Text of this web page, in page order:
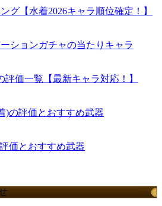
グ【水着2026キャラ順位確定！】
ションガチャの当たりキャラ
評価一覧【最新キャラ対応！】
)の評価とおすすめ武器
価とおすすめ武器